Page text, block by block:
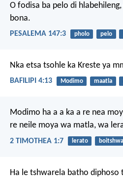
O fodisa ba pelo di hlabehileng,
bona.
PESALEMA 147:3 pholo pelo
Nka etsa tsohle ka Kreste ya
BAFILIPI 4:13 Modimo maatla
Modimo ha a a ka a re nea
re neile moya wa matla, wa
2 TIMOTHEA 1:7 lerato
Ha le tshwarela batho diphoso